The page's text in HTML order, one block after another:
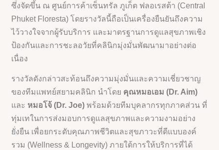
ซึ่งจัดขึ้น ณ ศูนย์การค้าเซ็นทรัล ภูเก็ต ฟลอเรสต้า (Central
Phuket Floresta) โดยรางวัลนี้ถือเป็นเครื่องยืนยันถึงความ
ไว้วางใจจากผู้รับบริการ และมาตรฐานการดูแลสุขภาพเชิง
ป้องกันและการชะลอวัยที่คลินิกมุ่งมั่นพัฒนามาอย่างต่อ
เนื่อง
รางวัลดังกล่าวสะท้อนถึงความมุ่งมั่นและความเชี่ยวชาญ
ของทีมแพทย์สยามคลินิก นำโดย คุณหมอเอม (Dr. Aim)
และ หมอโจ้ (Dr. Joe) พร้อมด้วยทีมบุคลากรทุกภาคส่วน ที่
ทุ่มเทในการส่งมอบการดูแลสุขภาพและความงามอย่าง
ยั่งยืน เพื่อยกระดับคุณภาพชีวิตและสุขภาวะที่ดีแบบองค์
รวม (Wellness & Longevity) ภายใต้การให้บริการที่ได้